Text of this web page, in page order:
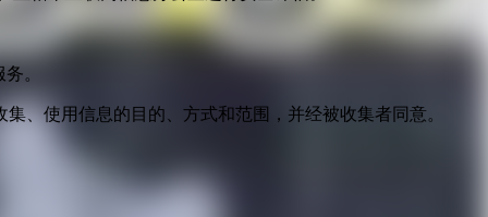
。
、使用信息的目的、方式和范围，并经被收集者同意。